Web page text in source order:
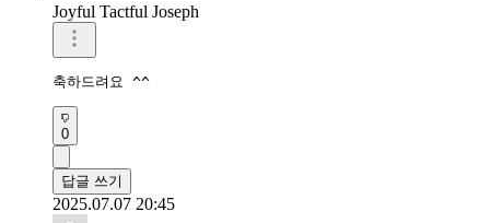
Joyful Tactful Joseph
축하드려요 ^^
0
답글 쓰기
2025.07.07 20:45